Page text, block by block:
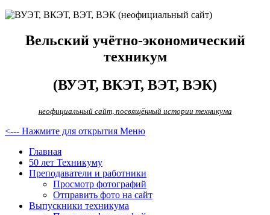
Вельский учётно-экономический
техникум
(ВУЭТ, ВКЭТ, ВЭТ, ВЭК)
неофициальный сайт, посвящённый истории техникума
<--- Нажмите для открытия Меню
Главная
50 лет Техникуму
Преподаватели и работники
Просмотр фотографий
Отправить фото на сайт
Выпускники техникума